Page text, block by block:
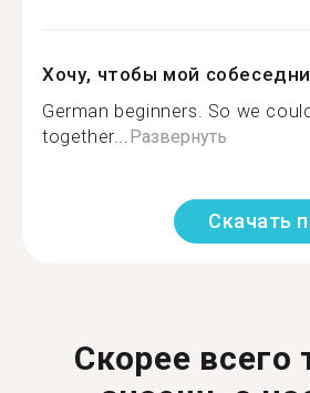
Хочу, чтобы мой
German beginners. So we
together...Развернуть
Скачать
Скорее